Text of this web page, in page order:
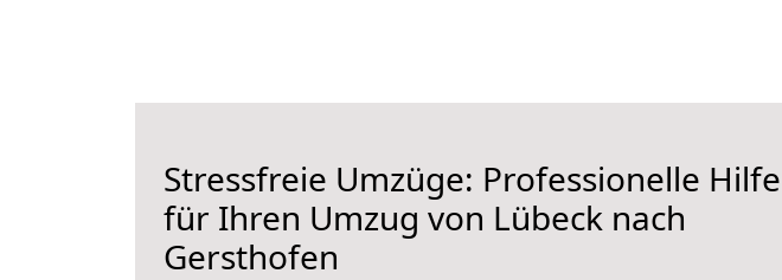
Stressfreie Umzüge: Professionelle Hilfe
für Ihren Umzug von Lübeck nach
Gersthofen